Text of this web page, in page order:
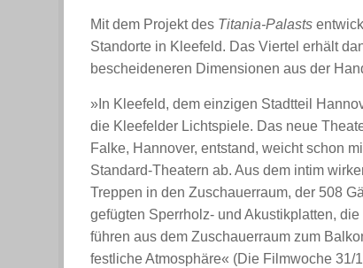
Mit dem Projekt des Titania-Palasts
Standorte in Kleefeld. Das Viertel erhält
bescheideneren Dimensionen aus der
»In Kleefeld, dem einzigen Stadtteil
die Kleefelder Lichtspiele. Das neue
Falke, Hannover, entstand, weicht schon
Standard-Theatern ab. Aus dem intim
Treppen in den Zuschauerraum, der 508
gefügten Sperrholz- und Akustikplatten,
führen aus dem Zuschauerraum zum
festliche Atmosphäre« (Die Filmwoche 31/